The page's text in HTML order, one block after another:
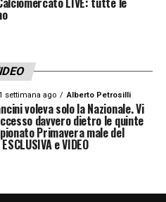
settimana ago Alberto Petrosilli
voleva solo la Nazionale. Vi
davvero dietro le quinte
Primavera male del
e VIDEO